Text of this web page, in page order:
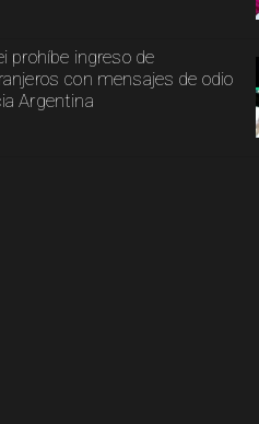
prohíbe ingreso de
con mensajes de odio
Argentina